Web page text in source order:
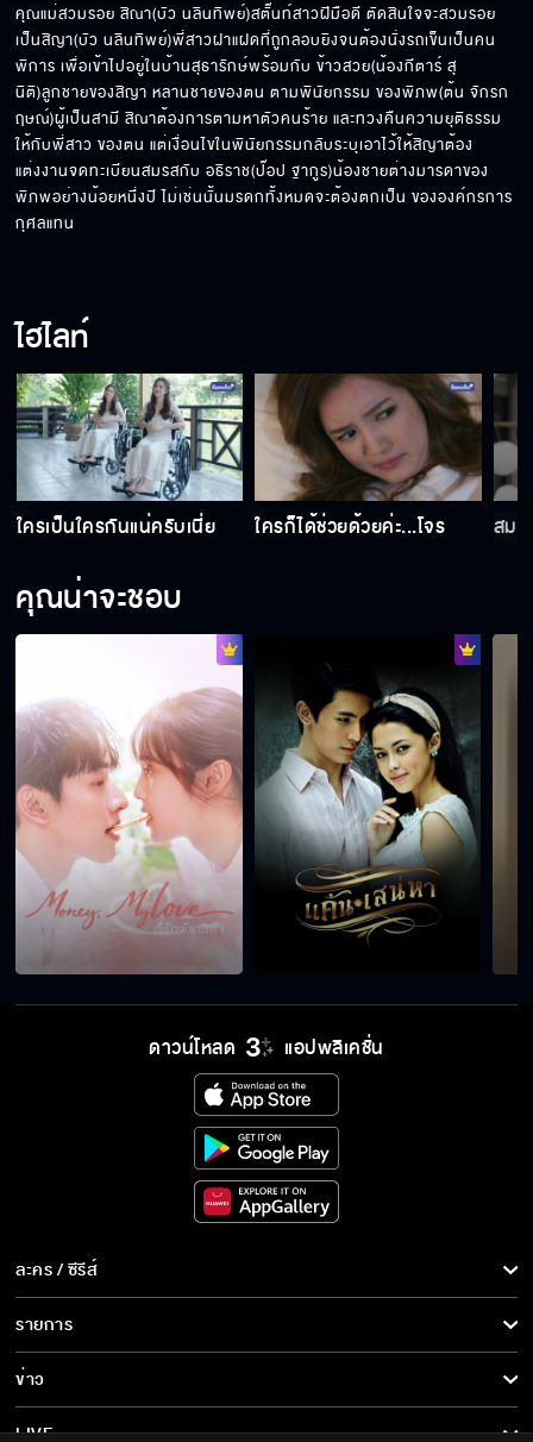
คุณแม่สวมรอย สิณา(บัว นลินทิพย์)สตั๊นท์สาวฝีมือดี ตัดสินใจจะสวมรอย
เป็นสิญา(บัว นลินทิพย์)พี่สาวฝาแฝดที่ถูกลอบยิงจนต้องนั่งรถเข็นเป็นคน
พิการ เพื่อเข้าไปอยู่ในบ้านสุธารักษ์พร้อมกับ ข้าวสวย(น้องกีตาร์ สุ
นิติ)ลูกชายของสิญา หลานชายของตน ตามพินัยกรรม ของพิภพ(ต้น จักรก
ฤษณ์)ผู้เป็นสามี สิณาต้องการตามหาตัวคนร้าย และทวงคืนความยุติธรรม
ให้กับพี่สาว ของตน แต่เงื่อนไขในพินัยกรรมกลับระบุเอาไว้ให้สิญาต้อง
แต่งงานจดทะเบียนสมรสกับ อธิราช(ป๊อป ฐากูร)น้องชายต่างมารดาของ
พิภพอย่างน้อยหนึ่งปี ไม่เช่นนั้นมรดกทั้งหมดจะต้องตกเป็น ขององค์กรการ
กุศลแทน
ไฮไลท์
ใครเป็นใครกันแน่ครับเนี่ย ใครก็ได้ช่วยด้วยค่ะ...โจร สม
คุณน่าจะชอบ
ดาวน์โหลด แอปพลิเคชั่น
ละคร / ซีรีส์
ละคร/ซีรีส์
ซีรีส์นานาชาติ
การ์ตูน & เกม
รายการ
รายการทั้งหมด
ข่าว
ข่าวทั้งหมด
LIVE